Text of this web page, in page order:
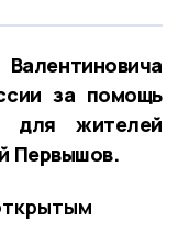
за помощь
для жителей
Первышов.